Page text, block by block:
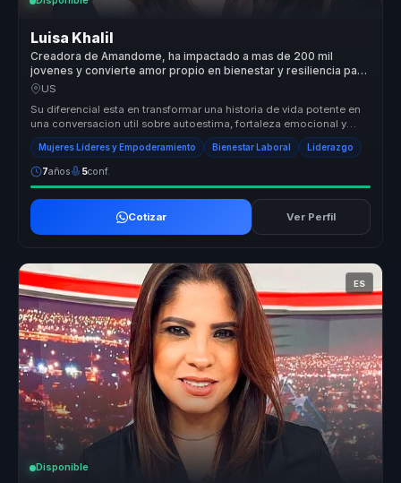
Luisa Khalil
Creadora de Amandome, ha impactado a mas de 200 mil
jovenes y convierte amor propio en bienestar y resiliencia para
equipos.
US
Su diferencial esta en transformar una historia de vida potente en
una conversacion util sobre autoestima, fortaleza emocional y
accion. ...
Mujeres Líderes y Empoderamiento Bienestar Laboral Liderazgo
7años 5conf.
Cotizar Ver Perfil
ES
Disponible